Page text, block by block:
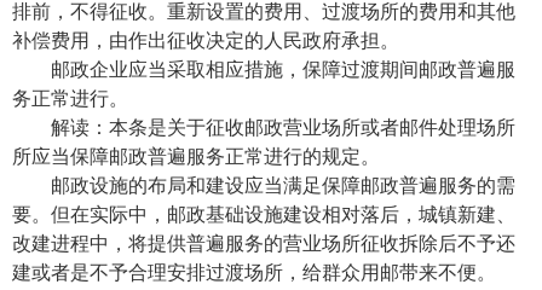
排前，不得征收。重新设置的费用、过渡场所的费用和其他
补偿费用，由作出征收决定的人民政府承担。
邮政企业应当采取相应措施，保障过渡期间邮政普遍服
务正常进行。
解读：本条是关于征收邮政营业场所或者邮件处理场所
所应当保障邮政普遍服务正常进行的规定。
邮政设施的布局和建设应当满足保障邮政普遍服务的需
要。但在实际中，邮政基础设施建设相对落后，城镇新建、
改建进程中，将提供普遍服务的营业场所征收拆除后不予还
建或者是不予合理安排过渡场所，给群众用邮带来不便。